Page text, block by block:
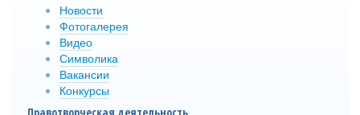
Новости
Фотогалерея
Видео
Символика
Вакансии
Конкурсы
Правотворческая деятельность